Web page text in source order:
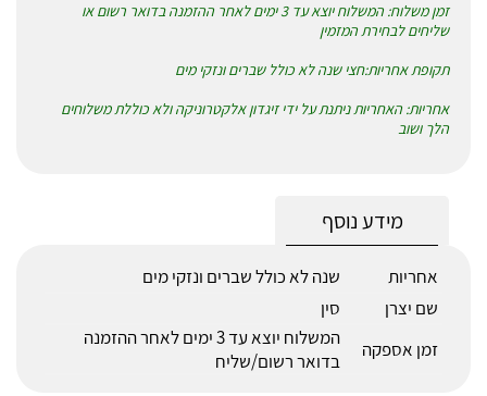
זמן משלוח: המשלוח יוצא עד 3 ימים לאחר ההזמנה בדואר רשום או
שליחים לבחירת המזמין
תקופת אחריות:חצי שנה לא כולל שברים ונזקי מים
אחריות: האחריות ניתנת על ידי זיגדון אלקטרוניקה ולא כוללת משלוחים
הלך ושוב
מידע נוסף
אחריות
שנה לא כולל שברים ונזקי מים
שם יצרן
סין
זמן אספקה
המשלוח יוצא עד 3 ימים לאחר ההזמנה
בדואר רשום/שליח